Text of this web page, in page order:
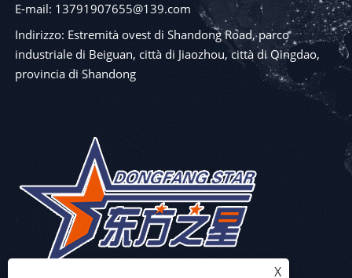
E-mail: 13791907655@139.com
Indirizzo: Estremità ovest di Shandong Road, parco
industriale di Beiguan, città di Jiaozhou, città di Qingdao,
provincia di Shandong
X